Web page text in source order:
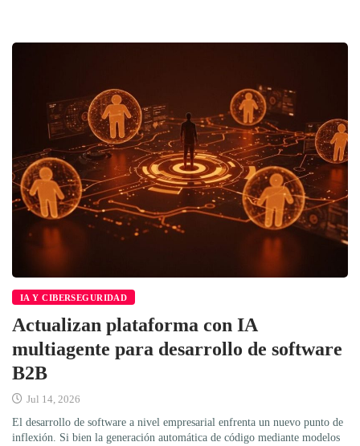
IA Y CIBERSEGURIDAD
Actualizan plataforma con IA
multiagente para desarrollo de software
B2B
Jul 14, 2026
El desarrollo de software a nivel empresarial enfrenta un nuevo punto de
inflexión. Si bien la generación automática de código mediante modelos